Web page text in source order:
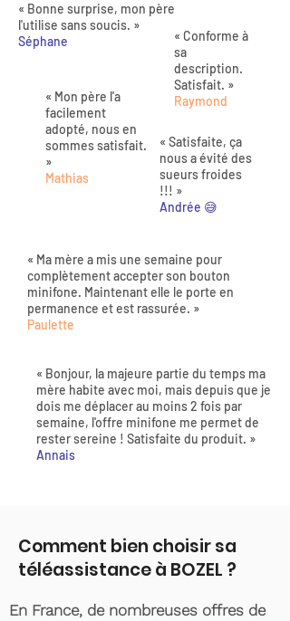
« Bonne surprise, mon père
l'utilise sans soucis. »
Séphane
« Mon père l'a
facilement
adopté, nous en
sommes satisfait.
»
Mathias
« Conforme à
sa
description.
Satisfait. »
Raymond
« Satisfaite, ça
nous a évité des
sueurs froides
!!! »
Andrée 😅
« Ma mère a mis une semaine pour
complètement accepter son bouton
minifone. Maintenant elle le porte en
permanence et est rassurée. »
Paulette
« Bonjour, la majeure partie du temps ma
mère habite avec moi, mais depuis que je
dois me déplacer au moins 2 fois par
semaine, l'offre minifone me permet de
rester sereine ! Satisfaite du produit. »
Annais
Comment bien choisir sa
téléassistance à BOZEL ?
En France, de nombreuses offres de